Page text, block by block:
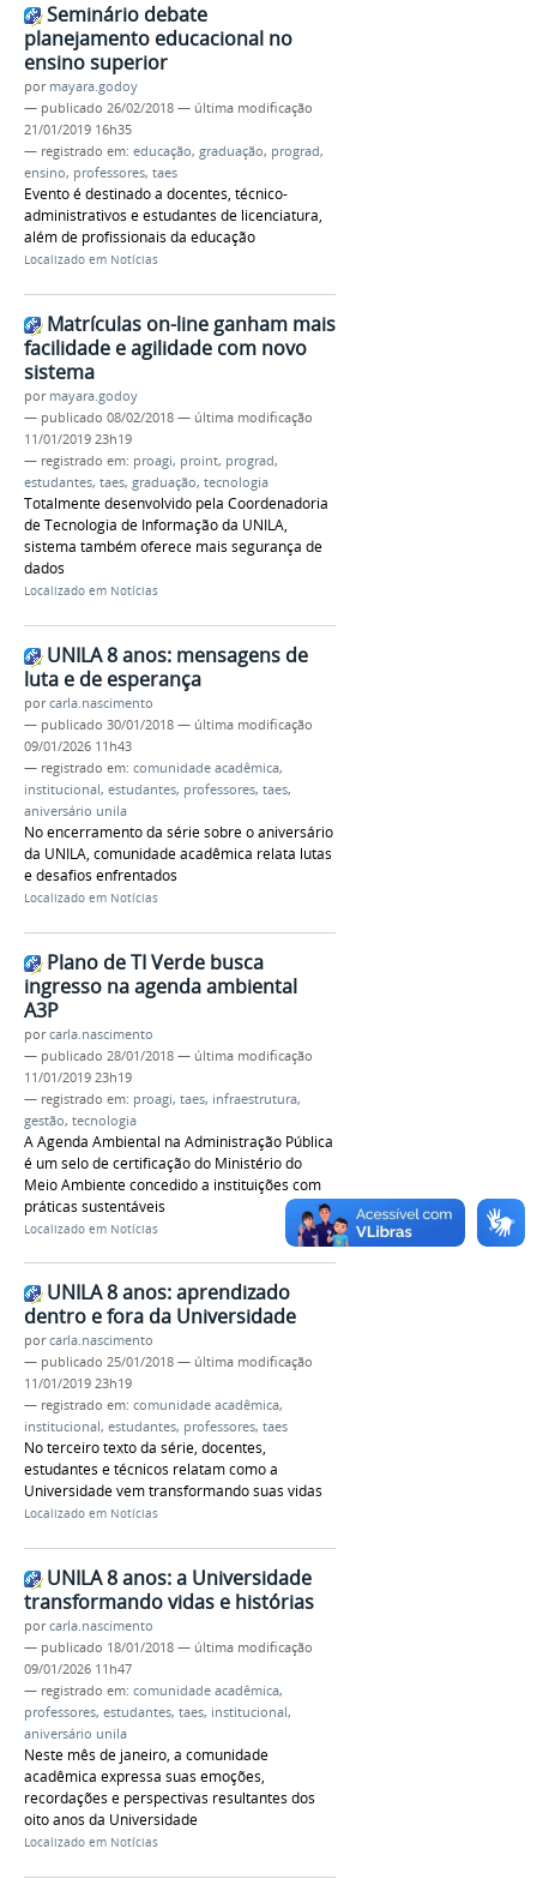
Seminário debate
planejamento educacional no
ensino superior
por mayara.godoy
— publicado 26/02/2018 — última modificação
21/01/2019 16h35
— registrado em: educação, graduação, prograd,
ensino, professores, taes
Evento é destinado a docentes, técnico-
administrativos e estudantes de licenciatura,
além de profissionais da educação
Localizado em Notícias
Matrículas on-line ganham mais
facilidade e agilidade com novo
sistema
por mayara.godoy
— publicado 08/02/2018 — última modificação
11/01/2019 23h19
— registrado em: proagi, proint, prograd,
estudantes, taes, graduação, tecnologia
Totalmente desenvolvido pela Coordenadoria
de Tecnologia de Informação da UNILA,
sistema também oferece mais segurança de
dados
Localizado em Notícias
UNILA 8 anos: mensagens de
luta e de esperança
porcarla.nascimento
— publicado 30/01/2018 — última modificação
09/01/2026 11h43
— registrado em: comunidade acadêmica,
institucional, estudantes, professores, taes,
aniversário unila
No encerramento da série sobre o aniversário
da UNILA, comunidade acadêmica relata lutas
e desafios enfrentados
Localizado em Notícias
Plano de TI Verde busca
ingresso na agenda ambiental
A3P
porcarla.nascimento
— publicado 28/01/2018 — última modificação
11/01/2019 23h19
— registrado em: proagi, taes, infraestrutura,
gestão, tecnologia
A Agenda Ambiental na Administração Pública
é um selo de certificação do Ministério do
Meio Ambiente concedido a instituições com
práticas sustentáveis
Localizado em Notícias
UNILA 8 anos: aprendizado
dentro e fora da Universidade
porcarla.nascimento
— publicado 25/01/2018 — última modificação
11/01/2019 23h19
— registrado em: comunidade acadêmica,
institucional, estudantes, professores, taes
No terceiro texto da série, docentes,
estudantes e técnicos relatam como a
Universidade vem transformando suas vidas
Localizado em Notícias
UNILA 8 anos: a Universidade
transformando vidas e histórias
porcarla.nascimento
— publicado 18/01/2018 — última modificação
09/01/2026 11h47
— registrado em: comunidade acadêmica,
professores, estudantes, taes, institucional,
aniversário unila
Neste mês de janeiro, a comunidade
acadêmica expressa suas emoções,
recordações e perspectivas resultantes dos
oito anos da Universidade
Localizado em Notícias